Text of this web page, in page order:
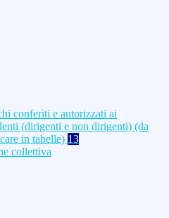
conferiti e autorizzati ai
(dirigenti e non dirigenti) (da
in tabelle) 13
collettiva